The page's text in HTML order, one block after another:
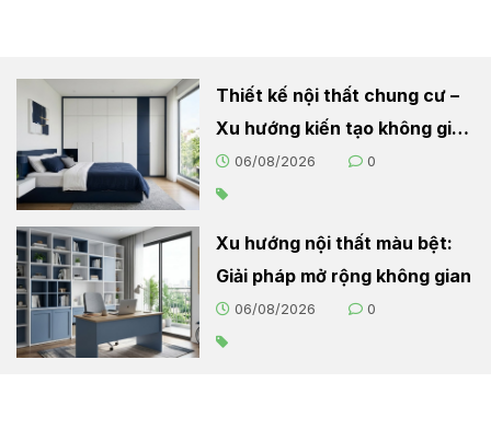
Thiết kế nội thất chung cư –
Xu hướng kiến tạo không gian
sống hiện đại
06/08/2026 0
Xu hướng nội thất màu bệt:
Giải pháp mở rộng không gian
06/08/2026 0